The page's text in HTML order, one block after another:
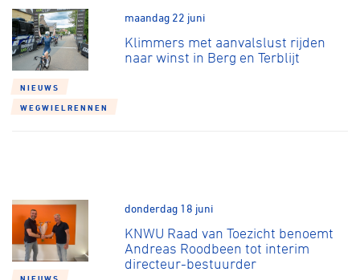
NIEUWS
WEGWIELRENNEN
maandag 22 juni
Klimmers met aanvalslust rijden
naar winst in Berg en Terblijt
donderdag 18 juni
KNWU Raad van Toezicht benoemt
Andreas Roodbeen tot interim
directeur-bestuurder